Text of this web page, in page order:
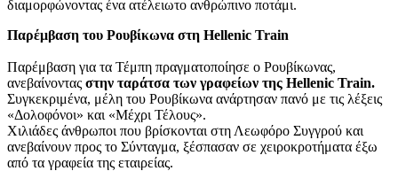
διαμορφώνοντας ένα ατέλειωτο ανθρώπινο ποτάμι.
Παρέμβαση του Ρουβίκωνα στη Hellenic Train
Παρέμβαση για τα Τέμπη πραγματοποίησε ο Ρουβίκωνας,
ανεβαίνοντας στην ταράτσα των γραφείων της Hellenic Train.
Συγκεκριμένα, μέλη του Ρουβίκωνα ανάρτησαν πανό με τις λέξεις
«Δολοφόνοι» και «Μέχρι Τέλους».
Χιλιάδες άνθρωποι που βρίσκονται στη Λεωφόρο Συγγρού και
ανεβαίνουν προς το Σύνταγμα, ξέσπασαν σε χειροκροτήματα έξω
από τα γραφεία της εταιρείας.